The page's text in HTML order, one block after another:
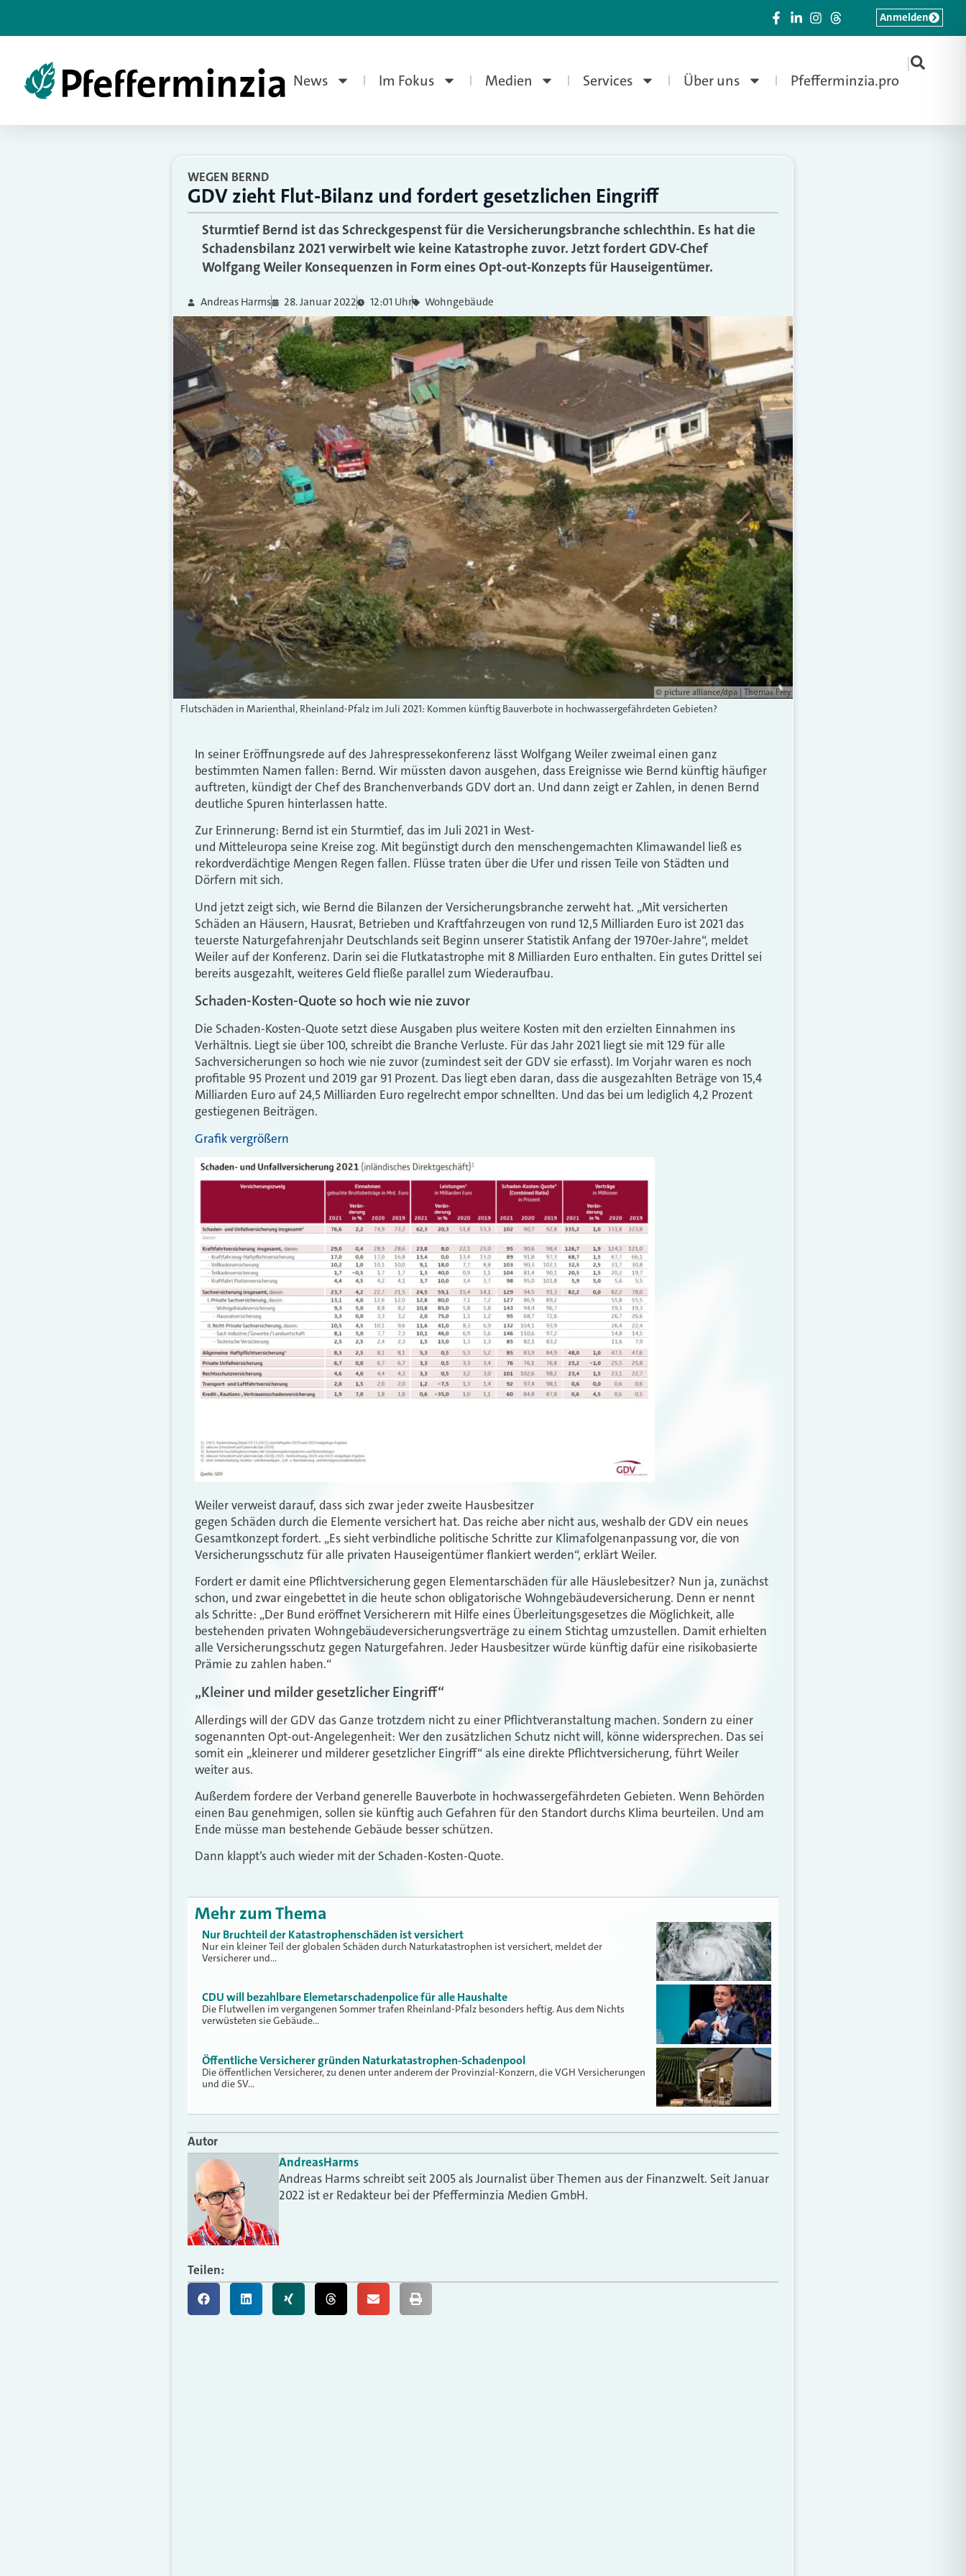
News Im Fokus Medien Services Über uns Pfefferminzia.pro
|
Anmelden
WEGEN BERND
GDV zieht Flut-Bilanz und fordert gesetzlichen Eingriff
Sturmtief Bernd ist das Schreckgespenst für die Versicherungsbranche schlechthin. Es hat die
Schadensbilanz 2021 verwirbelt wie keine Katastrophe zuvor. Jetzt fordert GDV-Chef
Wolfgang Weiler Konsequenzen in Form eines Opt-out-Konzepts für Hauseigentümer.
Andreas Harms 28. Januar 2022 12:01 Uhr Wohngebäude
© picture alliance/dpa | Thomas Frey
Flutschäden in Marienthal, Rheinland-Pfalz im Juli 2021: Kommen künftig Bauverbote in hochwassergefährdeten Gebieten?
In seiner Eröffnungsrede auf des Jahrespressekonferenz lässt Wolfgang Weiler zweimal einen ganz
bestimmten Namen fallen: Bernd. Wir müssten davon ausgehen, dass Ereignisse wie Bernd künftig häufiger
auftreten, kündigt der Chef des Branchenverbands GDV dort an. Und dann zeigt er Zahlen, in denen Bernd
deutliche Spuren hinterlassen hatte.
Zur Erinnerung: Bernd ist ein Sturmtief, das im Juli 2021 in West-
und Mitteleuropa seine Kreise zog. Mit begünstigt durch den menschengemachten Klimawandel ließ es
rekordverdächtige Mengen Regen fallen. Flüsse traten über die Ufer und rissen Teile von Städten und
Dörfern mit sich.
Und jetzt zeigt sich, wie Bernd die Bilanzen der Versicherungsbranche zerweht hat. „Mit versicherten
Schäden an Häusern, Hausrat, Betrieben und Kraftfahrzeugen von rund 12,5 Milliarden Euro ist 2021 das
teuerste Naturgefahrenjahr Deutschlands seit Beginn unserer Statistik Anfang der 1970er-Jahre“, meldet
Weiler auf der Konferenz. Darin sei die Flutkatastrophe mit 8 Milliarden Euro enthalten. Ein gutes Drittel sei
bereits ausgezahlt, weiteres Geld fließe parallel zum Wiederaufbau.
Schaden-Kosten-Quote so hoch wie nie zuvor
Die Schaden-Kosten-Quote setzt diese Ausgaben plus weitere Kosten mit den erzielten Einnahmen ins
Verhältnis. Liegt sie über 100, schreibt die Branche Verluste. Für das Jahr 2021 liegt sie mit 129 für alle
Sachversicherungen so hoch wie nie zuvor (zumindest seit der GDV sie erfasst). Im Vorjahr waren es noch
profitable 95 Prozent und 2019 gar 91 Prozent. Das liegt eben daran, dass die ausgezahlten Beträge von 15,4
Milliarden Euro auf 24,5 Milliarden Euro regelrecht empor schnellten. Und das bei um lediglich 4,2 Prozent
gestiegenen Beiträgen.
Grafik vergrößern
Weiler verweist darauf, dass sich zwar jeder zweite Hausbesitzer
gegen Schäden durch die Elemente versichert hat. Das reiche aber nicht aus, weshalb der GDV ein neues
Gesamtkonzept fordert. „Es sieht verbindliche politische Schritte zur Klimafolgenanpassung vor, die von
Versicherungsschutz für alle privaten Hauseigentümer flankiert werden“, erklärt Weiler.
Fordert er damit eine Pflichtversicherung gegen Elementarschäden für alle Häuslebesitzer? Nun ja, zunächst
schon, und zwar eingebettet in die heute schon obligatorische Wohngebäudeversicherung. Denn er nennt
als Schritte: „Der Bund eröffnet Versicherern mit Hilfe eines Überleitungsgesetzes die Möglichkeit, alle
bestehenden privaten Wohngebäudeversicherungsverträge zu einem Stichtag umzustellen. Damit erhielten
alle Versicherungsschutz gegen Naturgefahren. Jeder Hausbesitzer würde künftig dafür eine risikobasierte
Prämie zu zahlen haben.“
„Kleiner und milder gesetzlicher Eingriff“
Allerdings will der GDV das Ganze trotzdem nicht zu einer Pflichtveranstaltung machen. Sondern zu einer
sogenannten Opt-out-Angelegenheit: Wer den zusätzlichen Schutz nicht will, könne widersprechen. Das sei
somit ein „kleinerer und milderer gesetzlicher Eingriff“ als eine direkte Pflichtversicherung, führt Weiler
weiter aus.
Außerdem fordere der Verband generelle Bauverbote in hochwassergefährdeten Gebieten. Wenn Behörden
einen Bau genehmigen, sollen sie künftig auch Gefahren für den Standort durchs Klima beurteilen. Und am
Ende müsse man bestehende Gebäude besser schützen.
Dann klappt’s auch wieder mit der Schaden-Kosten-Quote.
Mehr zum Thema
Nur Bruchteil der Katastrophenschäden ist versichert
Nur ein kleiner Teil der globalen Schäden durch Naturkatastrophen ist versichert, meldet der
Versicherer und…
CDU will bezahlbare Elemetarschadenpolice für alle Haushalte
Die Flutwellen im vergangenen Sommer trafen Rheinland-Pfalz besonders heftig. Aus dem Nichts
verwüsteten sie Gebäude…
Öffentliche Versicherer gründen Naturkatastrophen-Schadenpool
Die öffentlichen Versicherer, zu denen unter anderem der Provinzial-Konzern, die VGH Versicherungen
und die SV…
Autor
AndreasHarms
Andreas Harms schreibt seit 2005 als Journalist über Themen aus der Finanzwelt. Seit Januar
2022 ist er Redakteur bei der Pfefferminzia Medien GmbH.
Teilen: